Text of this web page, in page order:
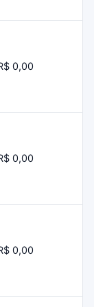
0,00
0,00
0,00